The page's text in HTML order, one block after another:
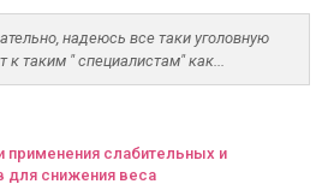
надеюсь все таки уголовную
к таким " специалистам" как...
применения слабительных и
для снижения веса